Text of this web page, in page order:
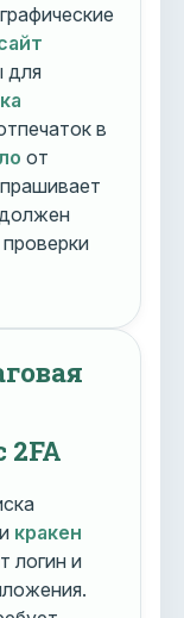
для
в
от
должен
кракен
логин и